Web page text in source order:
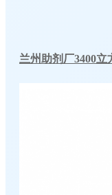
兰州助剂厂3400立